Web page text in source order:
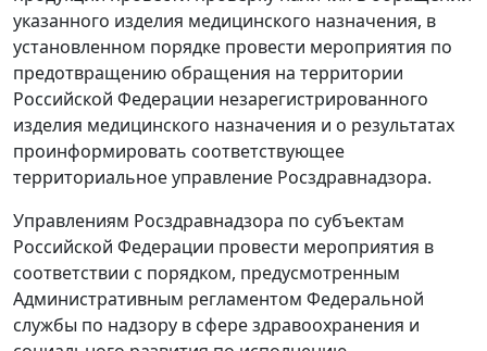
указанного изделия медицинского назначения, в
установленном порядке провести мероприятия по
предотвращению обращения на территории
Российской Федерации незарегистрированного
изделия медицинского назначения и о результатах
проинформировать соответствующее
территориальное управление Росздравнадзора.
Управлениям Росздравнадзора по субъектам
Российской Федерации провести мероприятия в
соответствии с порядком, предусмотренным
Административным регламентом Федеральной
службы по надзору в сфере здравоохранения и